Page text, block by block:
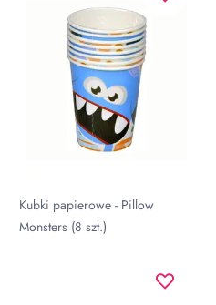
Kubki papierowe - Pillow
Monsters (8 szt.)